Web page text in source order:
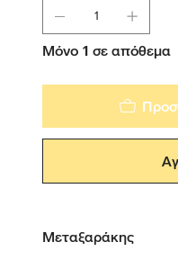
Μόνο 1 σε απόθεμα
Μεταξαράκης